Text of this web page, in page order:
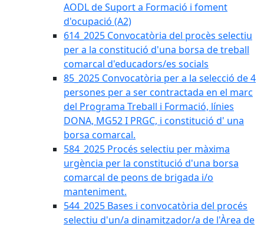
AODL de Suport a Formació i foment
d'ocupació (A2)
614_2025 Convocatòria del procès selectiu
per a la constitució d'una borsa de treball
comarcal d'educadors/es socials
85_2025 Convocatòria per a la selecció de 4
persones per a ser contractada en el marc
del Programa Treball i Formació, línies
DONA, MG52 I PRGC, i constitució d' una
borsa comarcal.
584_2025 Procés selectiu per màxima
urgència per la constitució d'una borsa
comarcal de peons de brigada i/o
manteniment.
544_2025 Bases i convocatòria del procés
selectiu d'un/a dinamitzador/a de l'Àrea de